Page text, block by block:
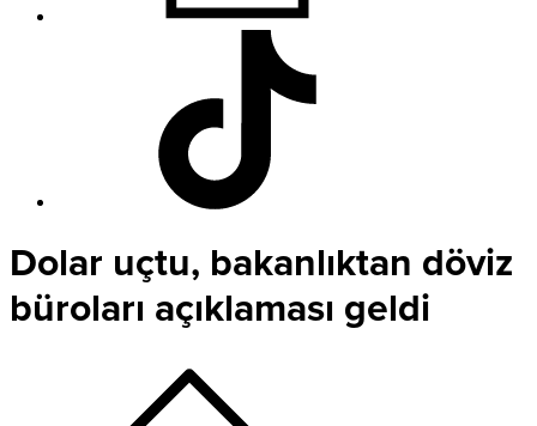
Dolar uçtu, bakanlıktan döviz
büroları açıklaması geldi